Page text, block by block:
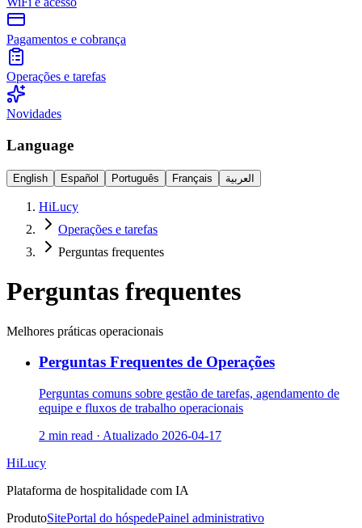
Pagamentos e cobrança
Operações e tarefas
Novidades
Language
English Español Português Français العربية
HiLucy
Operações e tarefas
Perguntas frequentes
Perguntas frequentes
Melhores práticas operacionais
Perguntas Frequentes de Operações
Perguntas comuns sobre gestão de tarefas, agendamento de
equipe e fluxos de trabalho operacionais
2 min read · Atualizado 2026-04-17
HiLucy
Plataforma de hospitalidade com IA
ProdutoSitePortal do hóspedePainel administrativo